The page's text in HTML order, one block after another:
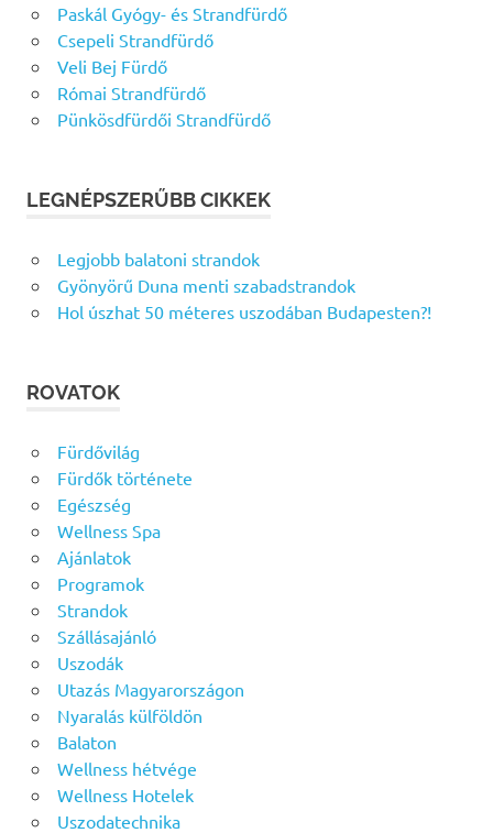
Paskál Gyógy- és Strandfürdő
Csepeli Strandfürdő
Veli Bej Fürdő
Római Strandfürdő
Pünkösdfürdői Strandfürdő
LEGNÉPSZERŰBB CIKKEK
Legjobb balatoni strandok
Gyönyörű Duna menti szabadstrandok
Hol úszhat 50 méteres uszodában Budapesten?!
ROVATOK
Fürdővilág
Fürdők története
Egészség
Wellness Spa
Ajánlatok
Programok
Strandok
Szállásajánló
Uszodák
Utazás Magyarországon
Nyaralás külföldön
Balaton
Wellness hétvége
Wellness Hotelek
Uszodatechnika